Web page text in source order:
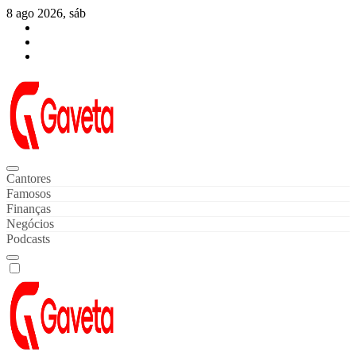
Skip
content
8 ago 2026, sáb
Gaveta de Notícias
Notícias de Celebridades & Famosos
Cantores
Famosos
Finanças
Negócios
Podcasts